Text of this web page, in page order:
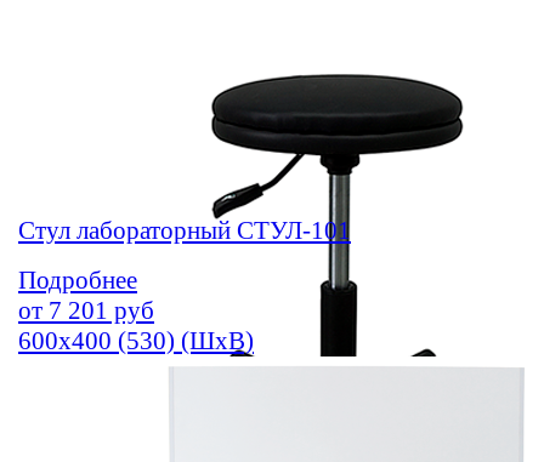
Стул лабораторный СТУЛ-101
Подробнее
от 7 201 руб
600х400 (530) (ШхВ)